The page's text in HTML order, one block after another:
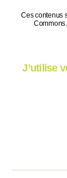
Ces contenus
Commons
J’utilise